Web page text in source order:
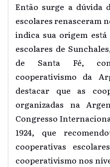
Então surge a dúvida
escolares renasceram
indica sua origem
escolares de
de Santa Fé,
cooperativismo da
destacar que as
organizadas na
Congresso
1924, que
cooperativas
cooperativismo nos